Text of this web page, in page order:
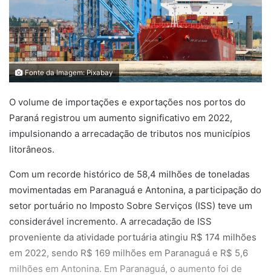
Fonte da Imagem: Pixabay
O volume de importações e exportações nos portos do
Paraná registrou um aumento significativo em 2022,
impulsionando a arrecadação de tributos nos municípios
litorâneos.
Com um recorde histórico de 58,4 milhões de toneladas
movimentadas em Paranaguá e Antonina, a participação do
setor portuário no Imposto Sobre Serviços (ISS) teve um
considerável incremento. A arrecadação de ISS
proveniente da atividade portuária atingiu R$ 174 milhões
em 2022, sendo R$ 169 milhões em Paranaguá e R$ 5,6
milhões em Antonina. Em Paranaguá, o aumento foi de